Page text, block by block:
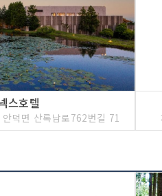
스호텔
덕면 산록남로762번길 71